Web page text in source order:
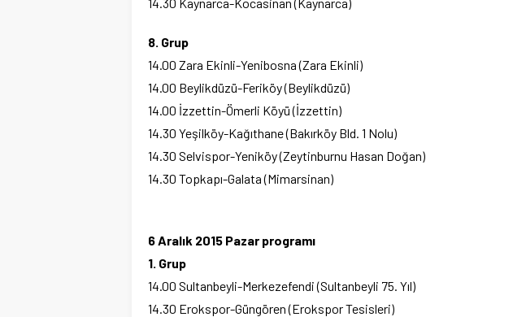
8. Grup
14.00 Zara Ekinli-Yenibosna (Zara Ekinli)
14.00 Beylikdüzü-Feriköy (Beylikdüzü)
14.00 İzzettin-Ömerli Köyü (İzzettin)
14.30 Yeşilköy-Kağıthane (Bakırköy Bld. 1 Nolu)
14.30 Selvispor-Yeniköy (Zeytinburnu Hasan Doğan)
14.30 Topkapı-Galata (Mimarsinan)
6 Aralık 2015 Pazar programı
1. Grup
14.00 Sultanbeyli-Merkezefendi (Sultanbeyli 75. Yıl)
14.30 Erokspor-Güngören (Erokspor Tesisleri)